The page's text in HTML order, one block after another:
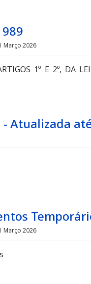
Março 2026
1º E 2º, DA
Atualizada
Março 2026